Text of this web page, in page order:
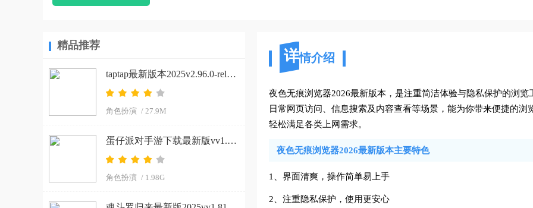
精品推荐
taptap最新版本2025v2.96.0-rel#100200-mkt#100300-rel#100000-rel#100100-mkt#100100-rel#100200-mkt#100100 手机版
角色扮演 / 27.9M
蛋仔派对手游下载最新版vv1.0.266 手机版
角色扮演 / 1.98G
详情介绍
夜色无痕浏览器2026最新版本，是注重简洁体验与隐私保护的浏
日常网页访问、信息搜索及内容查看等场景，能为你带来便捷的
轻松满足各类上网需求。
夜色无痕浏览器2026最新版本主要特色
1、界面清爽，操作简单易上手
2、注重隐私保护，使用更安心